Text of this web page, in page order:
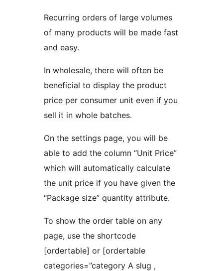
Recurring orders of large volumes
of many products will be made fast
and easy.
In wholesale, there will often be
beneficial to display the product
price per consumer unit even if you
sell it in whole batches.
On the settings page, you will be
able to add the column “Unit Price”
which will automatically calculate
the unit price if you have given the
“Package size” quantity attribute.
To show the order table on any
page, use the shortcode
[ordertable] or [ordertable
categories=”category A slug ,